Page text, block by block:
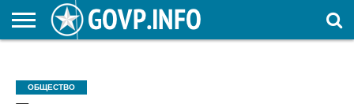
ОБРАЗОВАНИЕ
ОБЩЕСТВО